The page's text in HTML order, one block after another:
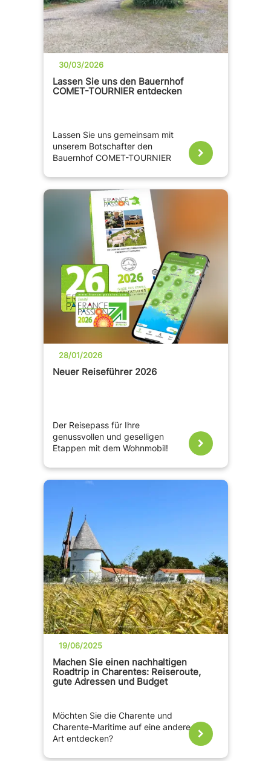
30/03/2026
Lassen Sie uns den Bauernhof
COMET-TOURNIER entdecken
Lassen Sie uns gemeinsam mit
unserem Botschafter den
Bauernhof COMET-TOURNIER
großartigen Gastgeber vorstellt!
28/01/2026
Neuer Reiseführer 2026
Der Reisepass für Ihre
genussvollen und geselligen
Etappen mit dem Wohnmobil!
19/06/2025
Machen Sie einen nachhaltigen
Roadtrip in Charentes: Reiseroute,
gute Adressen und Budget
Möchten Sie die Charente und
Charente-Maritime auf eine andere
Art entdecken?